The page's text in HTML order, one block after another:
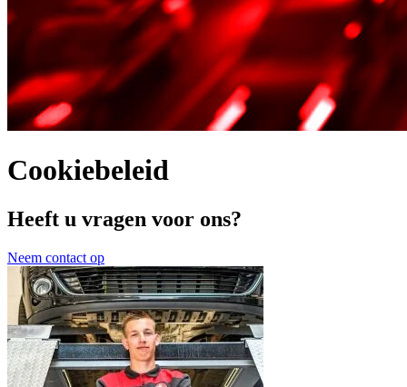
Cookiebeleid
Heeft u vragen voor ons?
Neem contact op